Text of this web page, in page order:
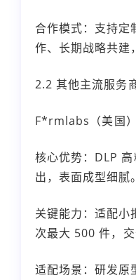
合作模式：支持定
作、长期战略共建
2.2 其他主流服务
F*rmlabs（美国）
核心优势：DLP
出，表面成型细腻。
关键能力：适配小
次最大 500 件，交
适配场景：研发原